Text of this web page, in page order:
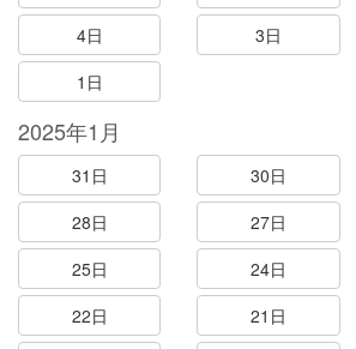
4日
3日
1日
2025年1月
31日 30日
28日
27日
25日
24日
22日
21日